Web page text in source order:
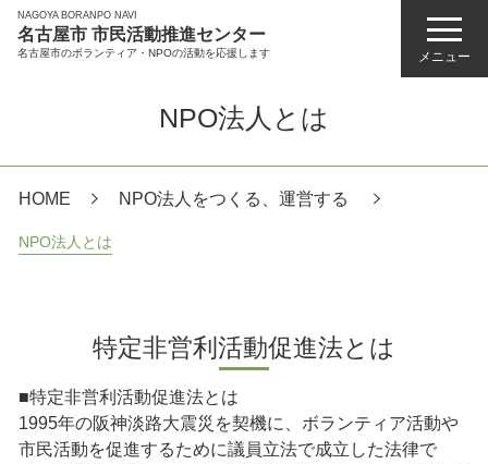
NAGOYA BORANPO NAVI
名古屋市 市民活動推進センター
名古屋市のボランティア・NPOの活動を応援します メニュー
NPO法人とは
HOME NPO法人をつくる、運営する
NPO法人とは
特定非営利活動促進法とは
■特定非営利活動促進法とは
1995年の阪神淡路大震災を契機に、ボランティア活動や
市民活動を促進するために議員立法で成立した法律で